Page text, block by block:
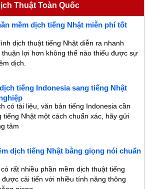
Thuật Toàn Quốc
mềm dịch tiếng Nhật miễn phí tốt
dịch thuật tiếng Nhật diễn ra nhanh
thuận lợi hơn không thể nào thiếu được sự
dịch.
tiếng Indonesia sang tiếng Nhật
có tài liệu, văn bản tiếng Indonesia cần
tiếng Nhật một cách chuẩn xác, hãy gửi
tâm
dịch tiếng Nhật bằng giọng nói chuẩn
rất nhiều phần mềm dịch thuật tiếng
được cải tiến với nhiều tính năng thông